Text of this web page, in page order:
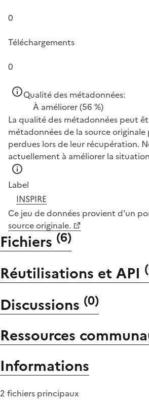
0
Téléchargements
0
Qualité des métadonnées:
À améliorer(56 %)
La qualité des métadonnées peut
métadonnées de la source
perdues lors de leur récupération.
actuellement à améliorer la
Label
INSPIRE
Ce jeu de données provient d'un
source originale.
Fichiers (6)
Réutilisations et API (
Discussions (0)
Ressources
Informations
2 fichiers principaux